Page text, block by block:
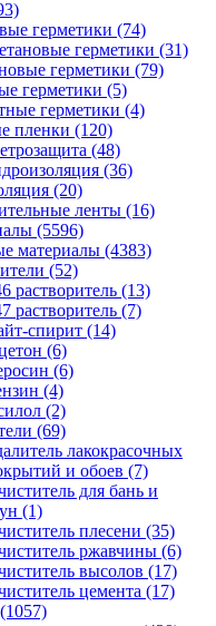
герметики (74)
герметики (31)
герметики (79)
герметики (5)
герметики (4)
пленки (120)
(48)
(36)
(20)
ленты (16)
(5596)
материалы (4383)
(52)
растворитель (13)
растворитель (7)
спирит (14)
(6)
(6)
(4)
(2)
(69)
лакокрасочных
и обоев (7)
для бань и
(1)
плесени (35)
ржавчины (6)
высолов (17)
цемента (17)